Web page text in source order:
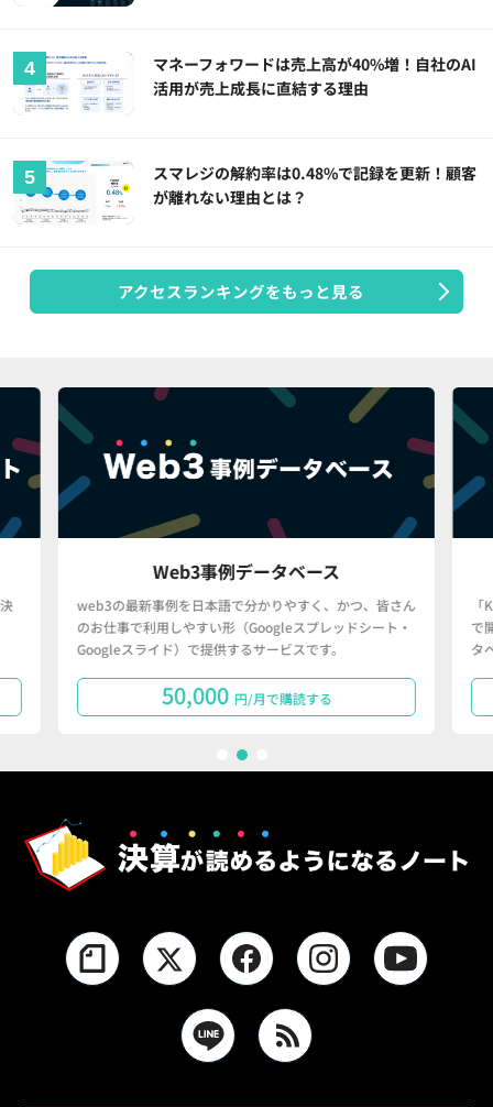
マネーフォワードは売上高が40%増！自社のAI
活用が売上成長に直結する理由
スマレジの解約率は0.48%で記録を更新！顧客
が離れない理由とは？
アクセスランキングをもっと見る
Web3事例データベース
web3の最新事例を日本語で分かりやすく、かつ、皆さん
のお仕事で利用しやすい形（Googleスプレッドシート・
Googleスライド）で提供するサービスです。
50,000 円/月で購読する
で
タ